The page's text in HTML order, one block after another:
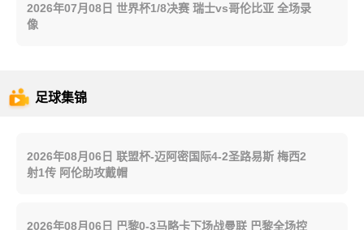
2026年07月08日 世界杯1/8决赛 瑞士vs哥伦比亚 全场录
像
足球集锦
2026年08月06日 联盟杯-迈阿密国际4-2圣路易斯 梅西2
射1传 阿伦助攻戴帽
2026年08月06日 巴黎0-3马略卡下场战曼联 巴黎全场控